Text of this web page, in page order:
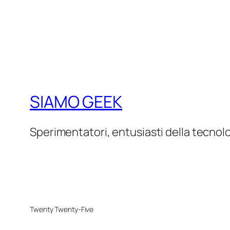
SIAMO GEEK
Sperimentatori, entusiasti della
Twenty Twenty-Five